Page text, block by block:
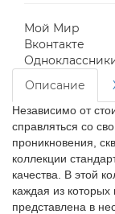
Мой Мир
Вконтакте
Описание
Независимо от
справляться со
проникновения,
коллекции
качества. В этой
каждая из
представлена в